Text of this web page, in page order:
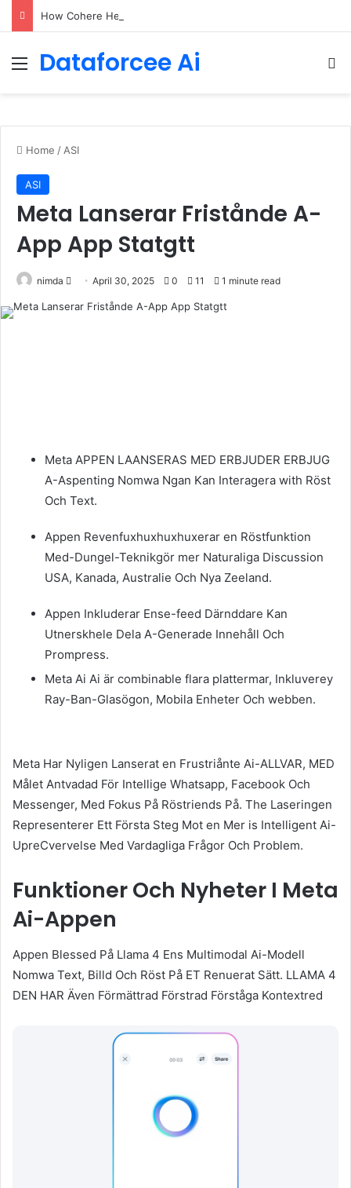
Menu
Dataforcee Ai
Home / ASI
ASI
Meta Lanserar Fristånde A-
App App Statgtt
nimda
SendApril 30, 2025 0 11 1 minute read
Meta APPEN LAANSERAS MED ERBJUDER ERBJUG
A-Aspenting Nomwa Ngan Kan Interagera with Röst
Och Text.
Appen Revenfuxhuxhuxhuxerar en Röstfunktion
Med-Dungel-Teknikgör mer Naturaliga Discussion
USA, Kanada, Australie Och Nya Zeeland.
Appen Inkluderar Ense-feed Därnddare Kan
Utnerskhele Dela A-Generade Innehåll Och
Prompress.
Meta Ai Ai är combinable flara plattermar, Inkluverey
Ray-Ban-Glasögon, Mobila Enheter Och webben.
Meta Har Nyligen Lanserat en Frustriånte Ai-ALLVAR, MED
Målet Antvadad För Intellige Whatsapp, Facebook Och
Messenger, Med Fokus På Röstriends På. The Laseringen
Representerer Ett Första Steg Mot en Mer is Intelligent Ai-
UpreCvervelse Med Vardagliga Frågor Och Problem.
Funktioner Och Nyheter I Meta
Ai-Appen
Appen Blessed På Llama 4 Ens Multimodal Ai-Modell
Nomwa Text, Billd Och Röst På ET Renuerat Sätt. LLAMA 4
DEN HAR Även Förmättrad Förstrad Förståga Kontextred